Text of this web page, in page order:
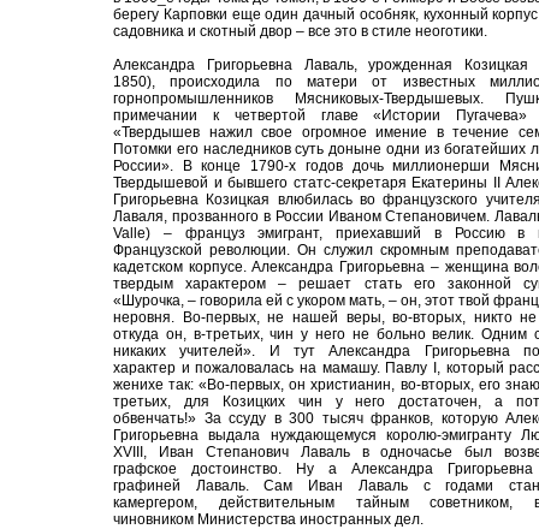
берегу Карповки еще один дачный особняк, кухонный
садовника и скотный двор – все это в стиле неоготики.
Александра Григорьевна Лаваль, урожденная Козицкая
1850), происходила по матери от известных
горнопромышленников Мясниковых-Твердышевых.
примечании к четвертой главе «Истории Пугачева»
«Твердышев нажил свое огромное имение в течение
Потомки его наследников суть доныне одни из богатейших
России». В конце 1790-х годов дочь миллионерши
Твердышевой и бывшего статс-секретаря Екатерины II
Григорьевна Козицкая влюбилась во французского
Лаваля, прозванного в России Иваном Степановичем.
Valle) – француз эмигрант, приехавший в Россию в
Французской революции. Он служил скромным
кадетском корпусе. Александра Григорьевна – женщина
твердым характером – решает стать его законной
«Шурочка, – говорила ей с укором мать, – он, этот твой
неровня. Во-первых, не нашей веры, во-вторых, никто не
откуда он, в-третьих, чин у него не больно велик. Одним
никаких учителей». И тут Александра Григорьевна
характер и пожаловалась на мамашу. Павлу I, который
женихе так: «Во-первых, он христианин, во-вторых, его
третьих, для Козицких чин у него достаточен, а
обвенчать!» За ссуду в 300 тысяч франков, которую
Григорьевна выдала нуждающемуся королю-эмигранту
XVIII, Иван Степанович Лаваль в одночасье был
графское достоинство. Ну а Александра
графиней Лаваль. Сам Иван Лаваль с годами
камергером, действительным тайным советником,
чиновником Министерства иностранных дел.